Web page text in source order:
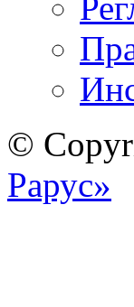
©
Рарус»